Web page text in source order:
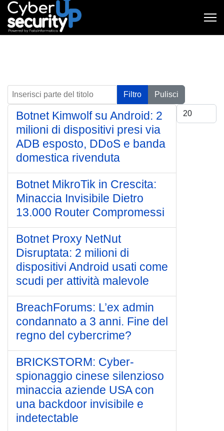
Inserisci parte del titolo Filtro
Pulisci
Visualizza #
Botnet Kimwolf su Android: 2
milioni di dispositivi presi via
ADB esposto, DDoS e banda
domestica rivenduta
Botnet MikroTik in Crescita:
Minaccia Invisibile Dietro
13.000 Router Compromessi
Botnet Proxy NetNut
Disruptata: 2 milioni di
dispositivi Android usati come
scudi per attività malevole
BreachForums: L’ex admin
condannato a 3 anni. Fine del
regno del cybercrime?
BRICKSTORM: Cyber-
spionaggio cinese silenzioso
minaccia aziende USA con
una backdoor invisibile e
indetectable